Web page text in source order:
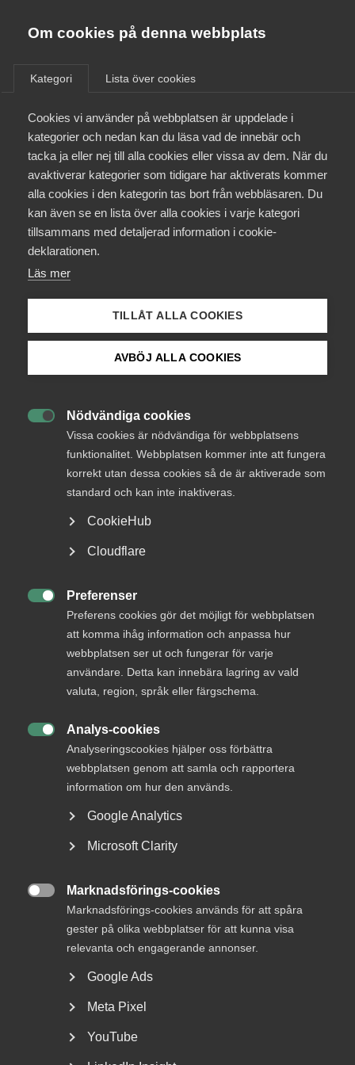
Om cookies på denna webbplats
Kategori Lista över cookies
Cookies vi använder på webbplatsen är uppdelade i
kategorier och nedan kan du läsa vad de innebär och
tacka ja eller nej till alla cookies eller vissa av dem. När du
avaktiverar kategorier som tidigare har aktiverats kommer
alla cookies i den kategorin tas bort från webbläsaren. Du
kan även se en lista över alla cookies i varje kategori
tillsammans med detaljerad information i cookie-
deklarationen.
Läs mer
TILLÅT ALLA COOKIES
AVBÖJ ALLA COOKIES
Nödvändiga cookies
Vissa cookies är nödvändiga för webbplatsens
funktionalitet. Webbplatsen kommer inte att fungera
korrekt utan dessa cookies så de är aktiverade som
standard och kan inte inaktiveras.
CookieHub
Cloudflare
Preferenser
Preferens cookies gör det möjligt för webbplatsen
att komma ihåg information och anpassa hur
webbplatsen ser ut och fungerar för varje
användare. Detta kan innebära lagring av vald
valuta, region, språk eller färgschema.
Analys-cookies
Analyseringscookies hjälper oss förbättra
webbplatsen genom att samla och rapportera
information om hur den används.
Google Analytics
Microsoft Clarity
Marknadsförings-cookies
Marknadsförings-cookies används för att spåra
gester på olika webbplatser för att kunna visa
relevanta och engagerande annonser.
Google Ads
Meta Pixel
YouTube
Almega Utbildning
Innovations­företagen
Kompetens­företagen
Medie­företagen
Säkerhets­företagen
Tåg­företagen
Om Almega
Aktuellt
Medlemskapet
Mina sidor
Kurser & utbildningar
Logga in på Arbetsgivarguiden
Sök på almega.se
Cookie-inställningar
Remiss av departements­
promemorian Lätt byte –
Enklare att välja ny
leverantör av elektriska
kommunikationstjänster (Ds
2013:9)
Status
Under bearbetning
Näringsdepartementet
Svar senast
Läs remissen
Bli en del av framtidens
arbetsliv
Om Almega
Rådgivning och hjälp
Kontakta Almega
hjälper dig att göra rätt